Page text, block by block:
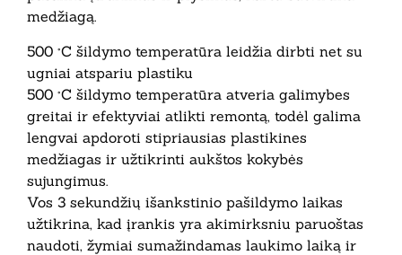
medžiagą.
500 °C šildymo temperatūra leidžia dirbti net su
ugniai atspariu plastiku
500 °C šildymo temperatūra atveria galimybes
greitai ir efektyviai atlikti remontą, todėl galima
lengvai apdoroti stipriausias plastikines
medžiagas ir užtikrinti aukštos kokybės
sujungimus.
Vos 3 sekundžių išankstinio pašildymo laikas
užtikrina, kad įrankis yra akimirksniu paruoštas
naudoti, žymiai sumažindamas laukimo laiką ir